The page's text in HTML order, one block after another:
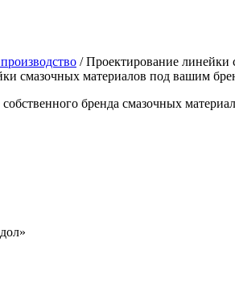
/Проектирование линейки
смазочных материалов под вашим
собственного бренда смазочных